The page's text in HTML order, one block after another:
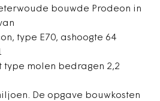
bouwde Prodeon in
type E70, ashoogte 64
type molen bedragen 2,2
De opgave bouwkosten